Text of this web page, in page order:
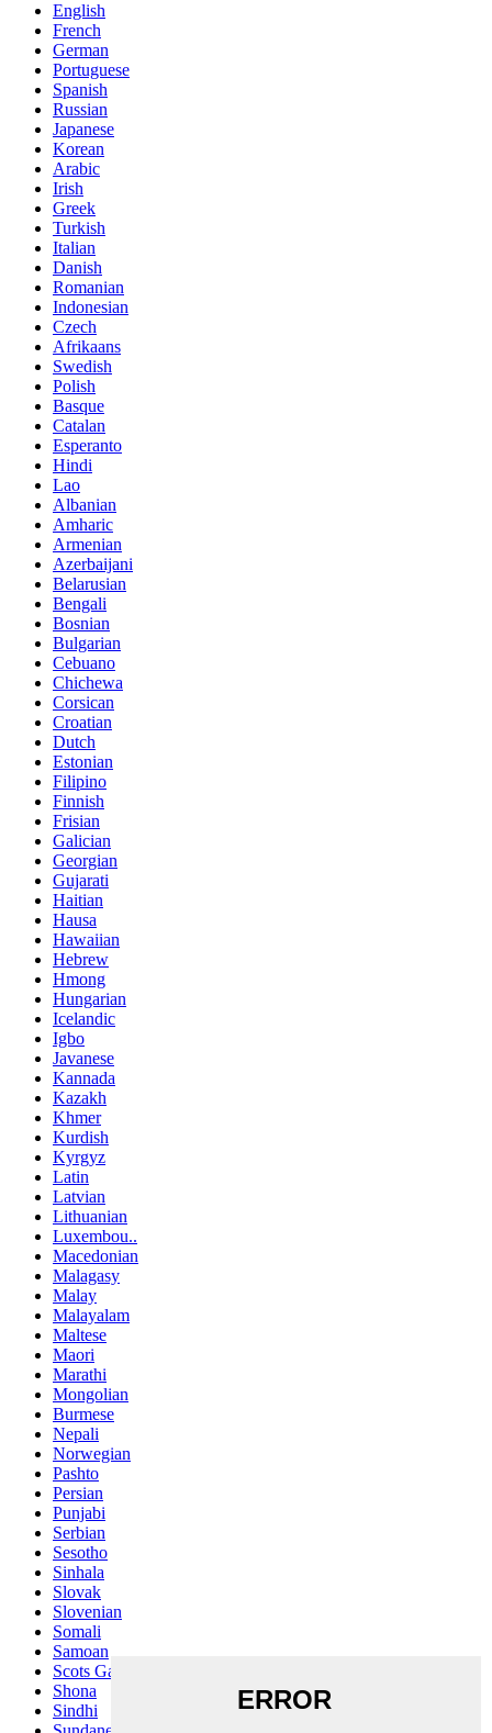
English
French
German
Portuguese
Spanish
Russian
Japanese
Korean
Arabic
Irish
Greek
Turkish
Italian
Danish
Romanian
Indonesian
Czech
Afrikaans
Swedish
Polish
Basque
Catalan
Esperanto
Hindi
Lao
Albanian
Amharic
Armenian
Azerbaijani
Belarusian
Bengali
Bosnian
Bulgarian
Cebuano
Chichewa
Corsican
Croatian
Dutch
Estonian
Filipino
Finnish
Frisian
Galician
Georgian
Gujarati
Haitian
Hausa
Hawaiian
Hebrew
Hmong
Hungarian
Icelandic
Igbo
Javanese
Kannada
Kazakh
Khmer
Kurdish
Kyrgyz
Latin
Latvian
Lithuanian
Luxembou..
Macedonian
Malagasy
Malay
Malayalam
Maltese
Maori
Marathi
Mongolian
Burmese
Nepali
Norwegian
Pashto
Persian
Punjabi
Serbian
Sesotho
Sinhala
Slovak
Slovenian
Somali
Samoan
Scots Gaelic
Shona
Sindhi